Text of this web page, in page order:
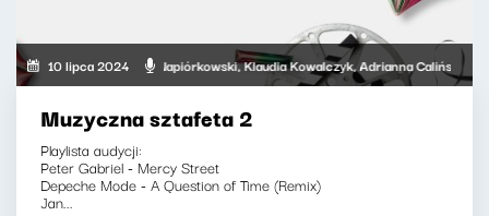
10 lipca 2024
Marcin Mann, Marek Napiórkowski, Klaudia Kowalczyk, Adrianna Calińska-
Muzyczna sztafeta 2
Playlista audycji:
Peter Gabriel - Mercy Street
Depeche Mode - A Question of Time (Remix)
Jan...